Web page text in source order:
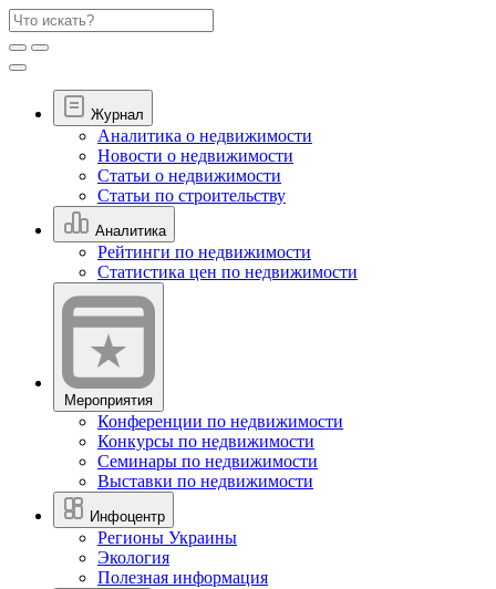
Журнал
Аналитика о недвижимости
Новости о недвижимости
Статьи о недвижимости
Статьи по строительству
Аналитика
Рейтинги по недвижимости
Статистика цен по недвижимости
Мероприятия
Конференции по недвижимости
Конкурсы по недвижимости
Семинары по недвижимости
Выставки по недвижимости
Инфоцентр
Регионы Украины
Экология
Полезная информация